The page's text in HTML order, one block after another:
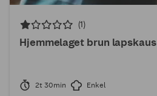
(1)
Hjemmelaget brun lapskaus
2t 30min Enkel